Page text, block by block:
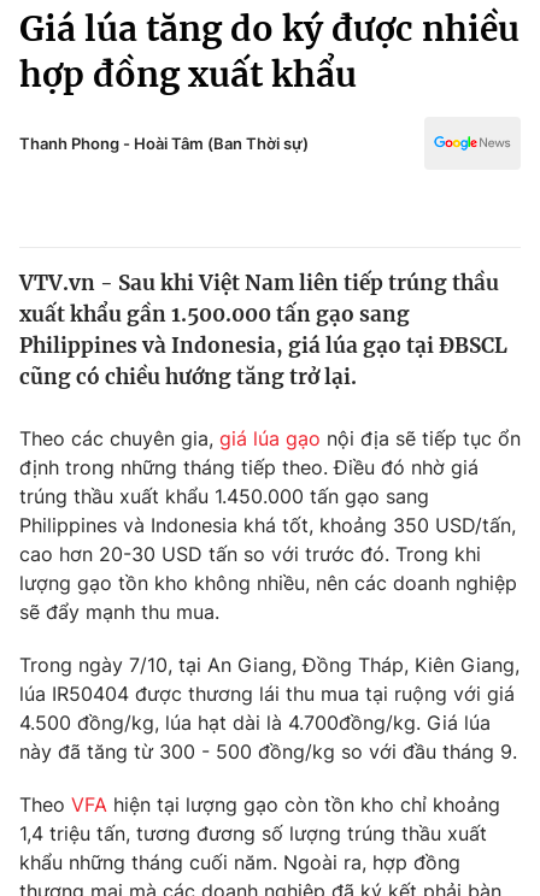
Chuyên mục
Chính trị
Thế giới
Tin tức
Thế giới đó đây
Câu chuyện quốc tế
Tài chính
Thị trường
Góc doanh nghiệp
Dữ liệu và đời sống
Truyền hình
Phim VTV
Nhân vật
Khán giả
Giải trí
Điện ảnh
Âm nhạc
Sao
Đời sống
Du lịch
Chất lượng cuộc sống
Giáo dục
Tuyển sinh
Học trực tuyến
Công nghệ
Hitech Công nghệ tương lai
Kinh tế
Thể thao
Truyền hình
Y tế
Giá lúa tăng do ký được nhiều
hợp đồng xuất khẩu
Thanh Phong - Hoài Tâm (Ban Thời sự)
VTV.vn - Sau khi Việt Nam liên tiếp trúng thầu
xuất khẩu gần 1.500.000 tấn gạo sang
Philippines và Indonesia, giá lúa gạo tại ĐBSCL
cũng có chiều hướng tăng trở lại.
Theo các chuyên gia, giá lúa gạo nội địa sẽ tiếp tục ổn
định trong những tháng tiếp theo. Điều đó nhờ giá
trúng thầu xuất khẩu 1.450.000 tấn gạo sang
Philippines và Indonesia khá tốt, khoảng 350 USD/tấn,
cao hơn 20-30 USD tấn so với trước đó. Trong khi
lượng gạo tồn kho không nhiều, nên các doanh nghiệp
sẽ đẩy mạnh thu mua.
Trong ngày 7/10, tại An Giang, Đồng Tháp, Kiên Giang,
lúa IR50404 được thương lái thu mua tại ruộng với giá
4.500 đồng/kg, lúa hạt dài là 4.700đồng/kg. Giá lúa
này đã tăng từ 300 - 500 đồng/kg so với đầu tháng 9.
Theo VFA hiện tại lượng gạo còn tồn kho chỉ khoảng
1,4 triệu tấn, tương đương số lượng trúng thầu xuất
khẩu những tháng cuối năm. Ngoài ra, hợp đồng
thương mại mà các doanh nghiệp đã ký kết phải bàn